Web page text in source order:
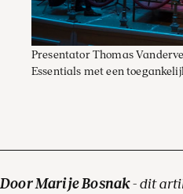
Presentator Thomas
Essentials met een
Door Marije Bosnak- dit